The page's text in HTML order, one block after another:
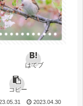
はてブ
コピー
2023.04.30